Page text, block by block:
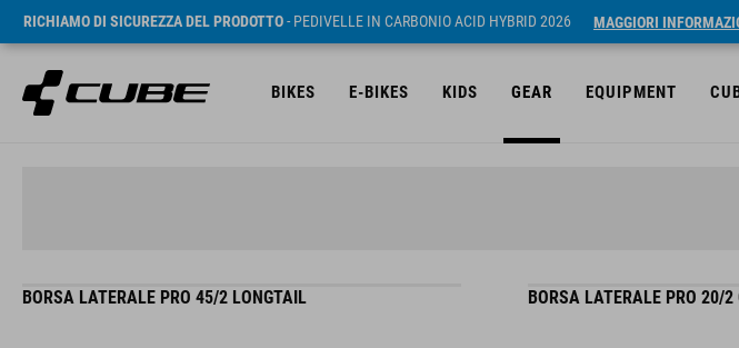
RICHIAMO DI SICUREZZA DEL PRODOTTO- PEDIVELLE IN CARBONIO ACID HYBRID 2026 MAGGIORI
BIKES E-BIKES KIDS GEAR EQUIPMENT
BORSA LATERALE PRO 45/2 LONGTAIL BORSA LATERALE PRO 20/2